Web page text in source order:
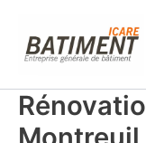
contenu